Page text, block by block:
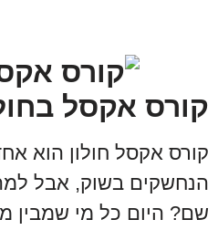
קורס אקסל
קורס אקסל חולון הוא
הנחשקים בשוק, אבל
שם? היום כל מי שמבין